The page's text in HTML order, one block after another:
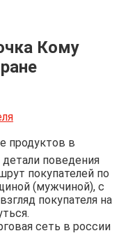
Кому
продуктов в
поведения
покупателей по
(мужчиной), с
покупателя на
сеть в россии